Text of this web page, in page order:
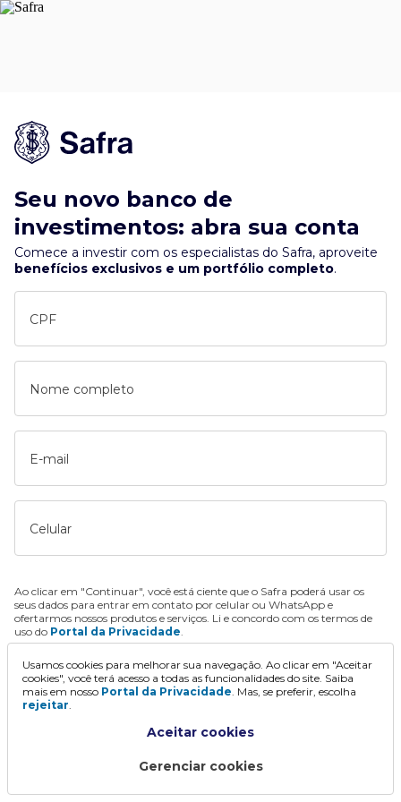
Seu novo banco de
investimentos: abra sua conta
Comece a investir com os especialistas do Safra, aproveite
benefícios exclusivos e um portfólio completo.
CPF
Nome completo
E-mail
Celular
Ao clicar em "Continuar", você está ciente que o Safra poderá usar os
seus dados para entrar em contato por celular ou WhatsApp e
ofertarmos nossos produtos e serviços. Li e concordo com os termos de
uso do Portal da Privacidade.
Continuar
Usamos cookies para melhorar sua navegação. Ao clicar em "Aceitar
cookies", você terá acesso a todas as funcionalidades do site. Saiba
mais em nosso Portal da Privacidade. Mas, se preferir, escolha
rejeitar.
Aceitar cookies
Gerenciar cookies